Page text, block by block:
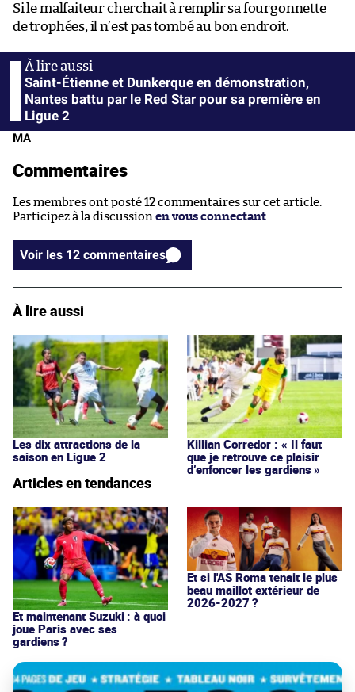
Si le malfaiteur cherchait à remplir sa fourgonnette
de trophées, il n’est pas tombé au bon endroit.
Saint-Étienne et Dunkerque en démonstration,
Nantes battu par le Red Star pour sa première en
Ligue 2
MA
Commentaires
Les membres ont posté 12 commentaires sur cet article.
Participez à la discussion en vous connectant
Voir les 12 commentaires
À lire aussi
Les dix attractions de la
saison en Ligue 2
Killian Corredor : « Il faut
que je retrouve ce plaisir
d’enfoncer les gardiens »
Articles en tendances
Et maintenant Suzuki : à quoi
joue Paris avec ses
gardiens ?
Et si l'AS Roma tenait le plus
beau maillot extérieur de
2026-2027 ?